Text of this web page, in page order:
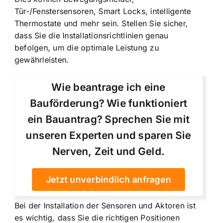
Tür-/Fenstersensoren, Smart Locks, intelligente
Thermostate und mehr sein. Stellen Sie sicher,
dass Sie die Installationsrichtlinien genau
befolgen, um die optimale Leistung zu
gewährleisten.
Wie beantrage ich eine
Bauförderung? Wie funktioniert
ein Bauantrag? Sprechen Sie mit
unseren Experten und sparen Sie
Nerven, Zeit und Geld.
Jetzt unverbindlich anfragen
Bei der Installation der Sensoren und Aktoren ist
es wichtig, dass Sie die richtigen Positionen